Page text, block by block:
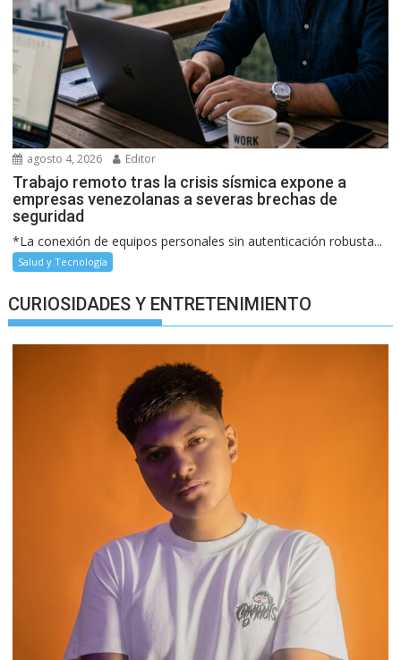
agosto 4, 2026 Editor
Trabajo remoto tras la crisis sísmica expone a
empresas venezolanas a severas brechas de
seguridad
*La conexión de equipos personales sin autenticación robusta...
Salud y Tecnología
CURIOSIDADES Y ENTRETENIMIENTO